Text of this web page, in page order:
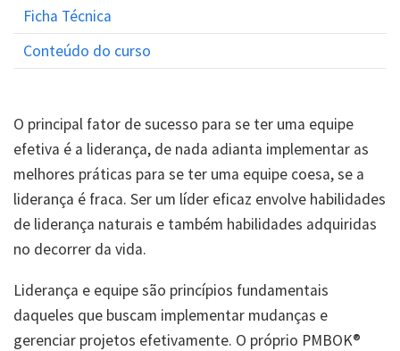
Ficha Técnica
Conteúdo do curso
O principal fator de sucesso para se ter uma equipe
efetiva é a liderança, de nada adianta implementar as
melhores práticas para se ter uma equipe coesa, se a
liderança é fraca. Ser um líder eficaz envolve habilidades
de liderança naturais e também habilidades adquiridas
no decorrer da vida.
Liderança e equipe são princípios fundamentais
daqueles que buscam implementar mudanças e
gerenciar projetos efetivamente. O próprio PMBOK®